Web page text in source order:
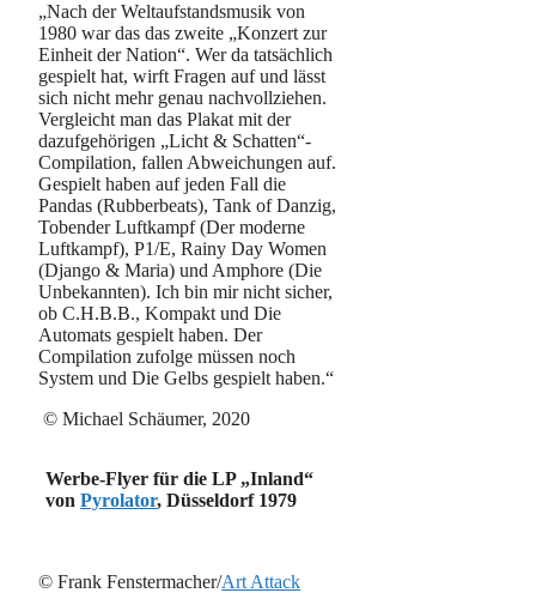
„Nach der Weltaufstandsmusik von
1980 war das das zweite „Konzert zur
Einheit der Nation“. Wer da tatsächlich
gespielt hat, wirft Fragen auf und lässt
sich nicht mehr genau nachvollziehen.
Vergleicht man das Plakat mit der
dazufgehörigen „Licht & Schatten“-
Compilation, fallen Abweichungen auf.
Gespielt haben auf jeden Fall die
Pandas (Rubberbeats), Tank of Danzig,
Tobender Luftkampf (Der moderne
Luftkampf), P1/E, Rainy Day Women
(Django & Maria) und Amphore (Die
Unbekannten). Ich bin mir nicht sicher,
ob C.H.B.B., Kompakt und Die
Automats gespielt haben. Der
Compilation zufolge müssen noch
System und Die Gelbs gespielt haben.“
© Michael Schäumer, 2020
Werbe-Flyer für die LP „Inland“
von Pyrolator, Düsseldorf 1979
© Frank Fenstermacher/Art Attack